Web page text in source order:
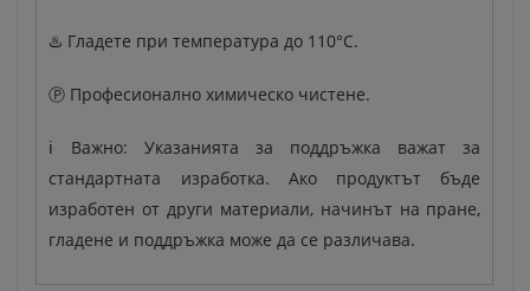
♨️ Гладете при температура до 110°C.
Ⓟ Професионално химическо чистене.
ℹ️ Важно: Указанията за поддръжка важат за
стандартната изработка. Ако продуктът бъде
изработен от други материали, начинът на пране,
гладене и поддръжка може да се различава.